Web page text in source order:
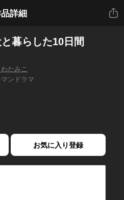
詳細
共有
暮らした10日間
たみこ
ンドラマ
お気に入り登録